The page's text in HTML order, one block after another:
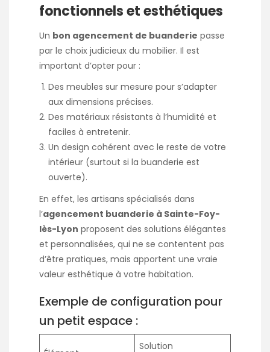
fonctionnels et esthétiques
Un bon agencement de buanderie passe
par le choix judicieux du mobilier. Il est
important d’opter pour :
Des meubles sur mesure pour s’adapter
aux dimensions précises.
Des matériaux résistants à l’humidité et
faciles à entretenir.
Un design cohérent avec le reste de votre
intérieur (surtout si la buanderie est
ouverte).
En effet, les artisans spécialisés dans
l’agencement buanderie à Sainte-Foy-
lès-Lyon proposent des solutions élégantes
et personnalisées, qui ne se contentent pas
d’être pratiques, mais apportent une vraie
valeur esthétique à votre habitation.
Exemple de configuration pour
un petit espace :
Solution